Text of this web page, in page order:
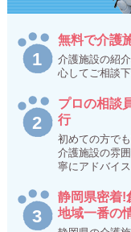
無料で介護
介護施設の紹
心してご相談下
プロの相談
行
初めての方で
介護施設の雰
寧にアドバイ
静岡県密着!
地域一番の